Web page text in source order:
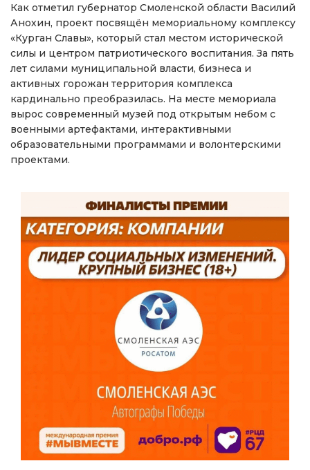
Как отметил губернатор Смоленской области Василий
Анохин, проект посвящён мемориальному комплексу
«Курган Славы», который стал местом исторической
силы и центром патриотического воспитания. За пять
лет силами муниципальной власти, бизнеса и
активных горожан территория комплекса
кардинально преобразилась. На месте мемориала
вырос современный музей под открытым небом с
военными артефактами, интерактивными
образовательными программами и волонтерскими
проектами.